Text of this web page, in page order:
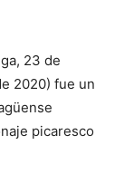
23 de
2020) fue un
picaresco